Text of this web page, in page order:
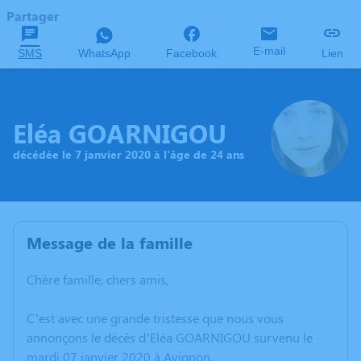
Partager
SMS WhatsApp Facebook E-mail Lien
Eléa GOARNIGOU
décédée le 7 janvier 2020 à l'âge de 24 ans
Message de la famille
Chère famille, chers amis,
C’est avec une grande tristesse que nous vous
annonçons le décès d’Eléa GOARNIGOU survenu le
mardi 07 janvier 2020 à Avignon.